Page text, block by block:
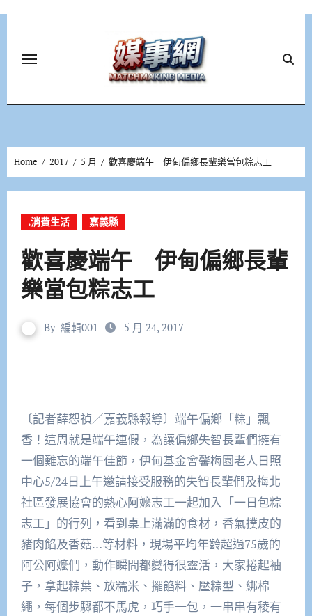
Home 2017 5 月 歡喜慶端午 伊甸偏鄉長輩樂當包粽志工
.消費生活 嘉義縣
歡喜慶端午 伊甸偏鄉長輩
樂當包粽志工
By 編輯001 5 月 24, 2017
〔記者薛恕禎／嘉義縣報導〕端午偏鄉「粽」飄
香！這周就是端午連假，為讓偏鄉失智長輩們擁有
一個難忘的端午佳節，伊甸基金會馨梅園老人日照
中心5/24日上午邀請接受服務的失智長輩們及梅北
社區發展協會的熱心阿嬤志工一起加入「一日包粽
志工」的行列，看到桌上滿滿的食材，香氣撲皮的
豬肉餡及香菇…等材料，現場平均年齡超過75歲的
阿公阿嬤們，動作瞬間都變得很靈活，大家捲起袖
子，拿起粽葉、放糯米、擺餡料、壓粽型、綁棉
繩，每個步驟都不馬虎，巧手一包，一串串有稜有